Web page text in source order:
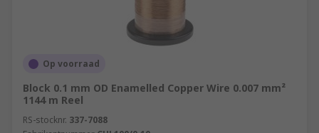
Op voorraad
Block 0.1 mm OD Enamelled Copper Wire 0.007 mm²
1144 m Reel
RS-stocknr. 337-7088